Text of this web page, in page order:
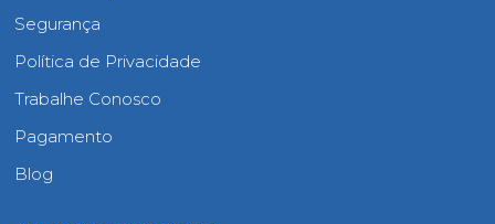
Segurança
Política de Privacidade
Trabalhe Conosco
Pagamento
Blog